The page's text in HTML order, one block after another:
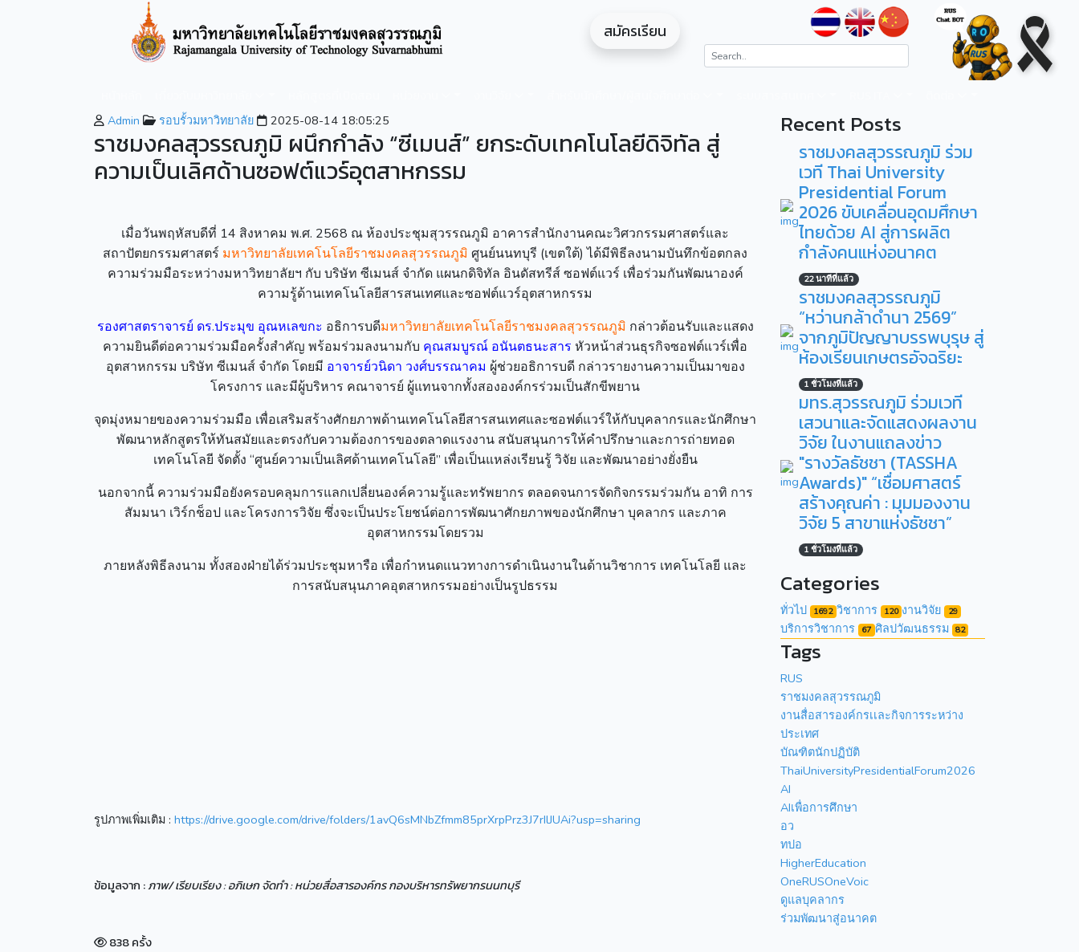
สมัครเรียน
Admin รอบรั้วมหาวิทยาลัย 2025-08-14 18:05:25
ราชมงคลสุวรรณภูมิ ผนึกกำลัง “ซีเมนส์” ยกระดับเทคโนโลยีดิจิทัล สู่
ความเป็นเลิศด้านซอฟต์แวร์อุตสาหกรรม
เมื่อวันพฤหัสบดีที่ 14 สิงหาคม พ.ศ. 2568 ณ ห้องประชุมสุวรรณภูมิ อาคารสำนักงานคณะวิศวกรรมศาสตร์และ
สถาปัตยกรรมศาสตร์ มหาวิทยาลัยเทคโนโลยีราชมงคลสุวรรณภูมิ ศูนย์นนทบุรี (เขตใต้) ได้มีพิธีลงนามบันทึกข้อตกลง
ความร่วมมือระหว่างมหาวิทยาลัยฯ กับ บริษัท ซีเมนส์ จำกัด แผนกดิจิทัล อินดัสทรีส์ ซอฟต์แวร์ เพื่อร่วมกันพัฒนาองค์
ความรู้ด้านเทคโนโลยีสารสนเทศและซอฟต์แวร์อุตสาหกรรม
รองศาสตราจารย์ ดร.ประมุข อุณหเลขกะ อธิการบดีมหาวิทยาลัยเทคโนโลยีราชมงคลสุวรรณภูมิ กล่าวต้อนรับและแสดง
ความยินดีต่อความร่วมมือครั้งสำคัญ พร้อมร่วมลงนามกับ คุณสมบูรณ์ อนันตธนะสาร หัวหน้าส่วนธุรกิจซอฟต์แวร์เพื่อ
อุตสาหกรรม บริษัท ซีเมนส์ จำกัด โดยมี อาจารย์วนิดา วงศ์บรรณาคม ผู้ช่วยอธิการบดี กล่าวรายงานความเป็นมาของ
โครงการ และมีผู้บริหาร คณาจารย์ ผู้แทนจากทั้งสององค์กรร่วมเป็นสักขีพยาน
จุดมุ่งหมายของความร่วมมือ เพื่อเสริมสร้างศักยภาพด้านเทคโนโลยีสารสนเทศและซอฟต์แวร์ให้กับบุคลากรและนักศึกษา
พัฒนาหลักสูตรให้ทันสมัยและตรงกับความต้องการของตลาดแรงงาน สนับสนุนการให้คำปรึกษาและการถ่ายทอด
เทคโนโลยี จัดตั้ง “ศูนย์ความเป็นเลิศด้านเทคโนโลยี” เพื่อเป็นแหล่งเรียนรู้ วิจัย และพัฒนาอย่างยั่งยืน
นอกจากนี้ ความร่วมมือยังครอบคลุมการแลกเปลี่ยนองค์ความรู้และทรัพยากร ตลอดจนการจัดกิจกรรมร่วมกัน อาทิ การ
สัมมนา เวิร์กช็อป และโครงการวิจัย ซึ่งจะเป็นประโยชน์ต่อการพัฒนาศักยภาพของนักศึกษา บุคลากร และภาค
อุตสาหกรรมโดยรวม
ภายหลังพิธีลงนาม ทั้งสองฝ่ายได้ร่วมประชุมหารือ เพื่อกำหนดแนวทางการดำเนินงานในด้านวิชาการ เทคโนโลยี และ
การสนับสนุนภาคอุตสาหกรรมอย่างเป็นรูปธรรม
รูปภาพเพิ่มเติม : https://drive.google.com/drive/folders/1avQ6sMNbZfmm85prXrpPrz3J7rIlJUAi?usp=sharing
ข้อมูลจาก :ภาพ/ เรียบเรียง : อภิเษก จัดทำ : หน่วยสื่อสารองค์กร กองบริหารทรัพยากรนนทบุรี
838 ครั้ง
Recent Posts
ราชมงคลสุวรรณภูมิ ร่วม
เวที Thai University
Presidential Forum
2026 ขับเคลื่อนอุดมศึกษา
ไทยด้วย AI สู่การผลิต
กำลังคนแห่งอนาคต
22 นาทีที่แล้ว
ราชมงคลสุวรรณภูมิ
“หว่านกล้าดำนา 2569”
จากภูมิปัญญาบรรพบุรุษ สู่
ห้องเรียนเกษตรอัจฉริยะ
1 ชั่วโมงที่แล้ว
มทร.สุวรรณภูมิ ร่วมเวที
เสวนาและจัดแสดงผลงาน
วิจัย ในงานแถลงข่าว
"รางวัลธัชชา (TASSHA
Awards)" “เชื่อมศาสตร์
สร้างคุณค่า : มุมมองงาน
วิจัย 5 สาขาแห่งธัชชา”
1 ชั่วโมงที่แล้ว
Categories
ทั่วไป 1692 วิชาการ 120 งานวิจัย 29
บริการวิชาการ 67 ศิลปวัฒนธรรม 82
Tags
RUS
ราชมงคลสุวรรณภูมิ
งานสื่อสารองค์กรเเละกิจการระหว่าง
ประเทศ
บัณฑิตนักปฏิบัติ
ThaiUniversityPresidentialForum2026
AI
AIเพื่อการศึกษา
อว
ทปอ
HigherEducation
OneRUSOneVoic
ดูแลบุคลากร
ร่วมพัฒนาสู่อนาคต